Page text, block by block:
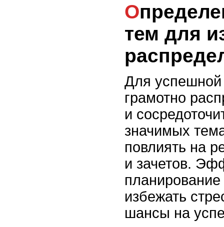
Определение ключевых
тем для
Для
грамотно
и
значимых
повлиять на
и зачетов.
планирование
избежать
шансы на